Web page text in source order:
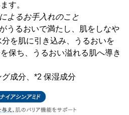
す。
よるお手入れのこと
うるおいで満たし、肌をしなや
を肌に引き込み、うるおいを
保ち、うるおい溢れる肌へ導き
成分、*2 保湿成分